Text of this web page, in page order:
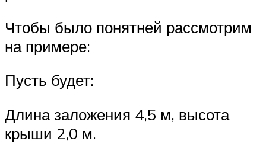
Чтобы было понятней рассмотрим
на примере:
Пусть будет:
Длина заложения 4,5 м, высота
крыши 2,0 м.